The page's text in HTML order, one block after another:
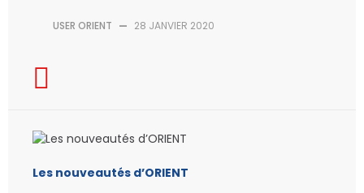
USER ORIENT — 28 JANVIER 2020
Les nouveautés d’ORIENT